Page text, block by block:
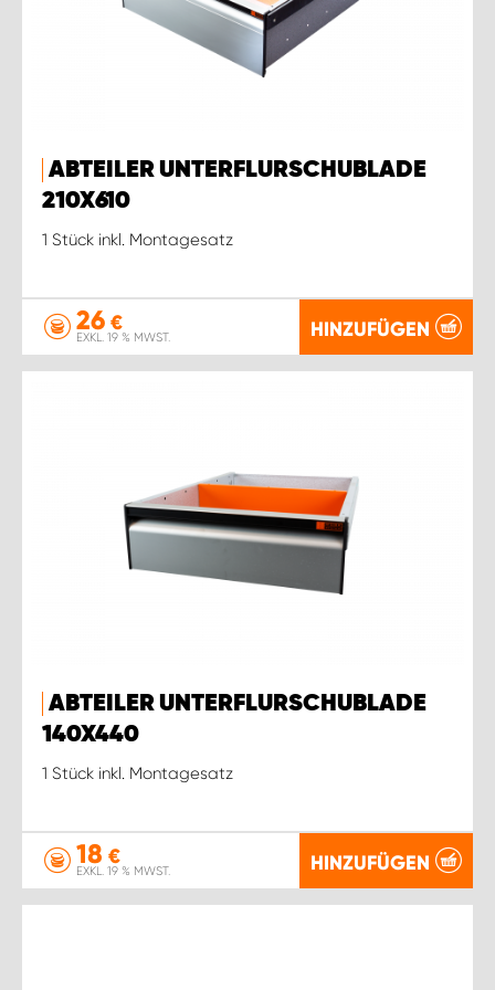
ABTEILER UNTERFLURSCHUBLADE
210X610
1 Stück inkl. Montagesatz
26 €
EXKL. 19 % MWST. HINZUFÜGEN
ABTEILER UNTERFLURSCHUBLADE
140X440
1 Stück inkl. Montagesatz
18 €
EXKL. 19 % MWST. HINZUFÜGEN